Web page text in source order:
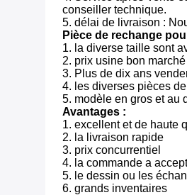
conseiller technique.
5. délai de livraison :
Pièce de rechange
1. la diverse taille sont
2. prix usine bon
3. Plus de dix ans
4. les diverses pièces
5. modèle en gros et au
Avantages :
1. excellent et de haute
2. la livraison rapide
3. prix concurrentiel
4. la commande a
5. le dessin ou les
6. grands inventaires